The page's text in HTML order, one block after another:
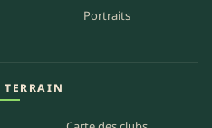
Portraits
TERRAIN